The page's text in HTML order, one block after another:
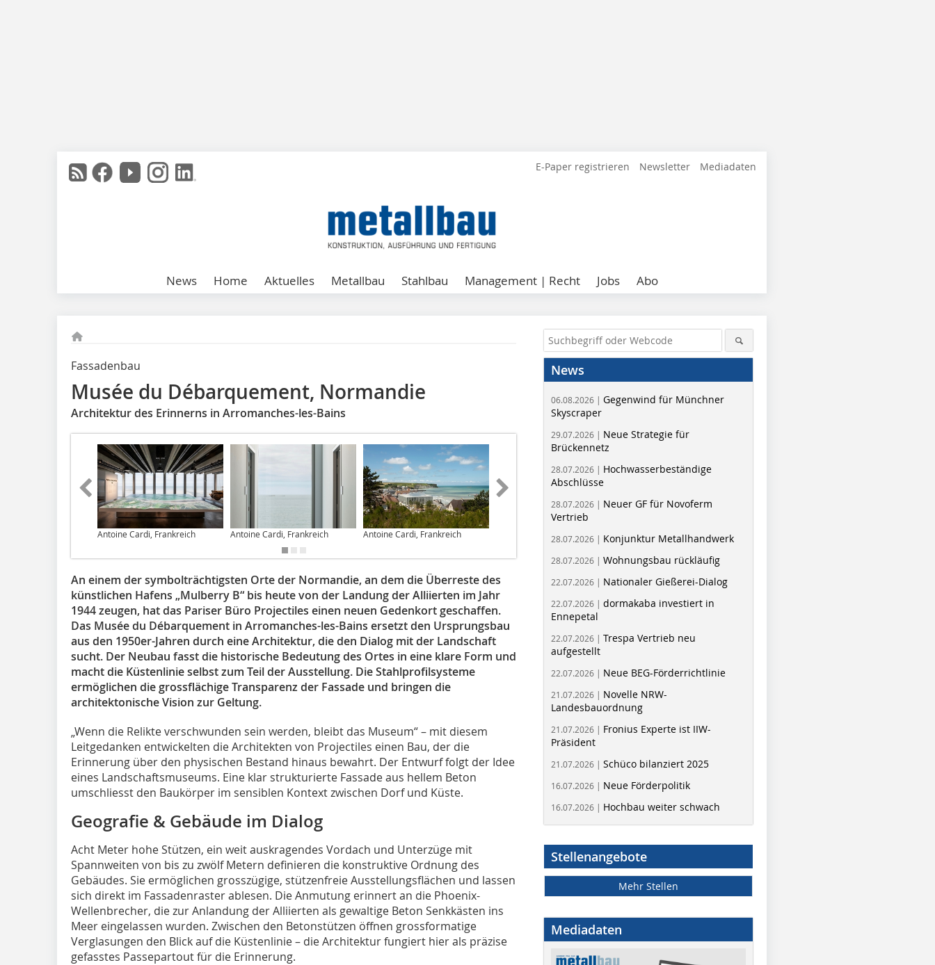
E-Paper registrieren Newsletter Mediadaten
News Home Aktuelles Metallbau Stahlbau Management | Recht Jobs Abo
Fassadenbau
Musée du Débarquement, Normandie
Architektur des Erinnerns in Arromanches-les-Bains
Antoine Cardi, Frankreich Antoine Cardi, Frankreich Antoine Cardi, Frankreich Antoine Cardi, Frankreich Antoine Cardi, Frankreich
An einem der symbolträchtigsten Orte der Normandie, an dem die Überreste des
künstlichen Hafens „Mulberry B“ bis heute von der Landung der Alliierten im Jahr
1944 zeugen, hat das Pariser Büro Projectiles einen neuen Gedenkort geschaffen.
Das Musée du Débarquement in Arromanches-les-Bains ersetzt den Ursprungsbau
aus den 1950er-Jahren durch eine Architektur, die den Dialog mit der Landschaft
sucht. Der Neubau fasst die historische Bedeutung des Ortes in eine klare Form und
macht die Küstenlinie selbst zum Teil der Ausstellung. Die Stahlprofilsysteme
ermöglichen die grossflächige Transparenz der Fassade und bringen die
architektonische Vision zur Geltung.
„Wenn die Relikte verschwunden sein werden, bleibt das Museum“ – mit diesem
Leitgedanken entwickelten die Architekten von Projectiles einen Bau, der die
Erinnerung über den physischen Bestand hinaus bewahrt. Der Entwurf folgt der Idee
eines Landschaftsmuseums. Eine klar strukturierte Fassade aus hellem Beton
umschliesst den Baukörper im sensiblen Kontext zwischen Dorf und Küste.
Geografie & Gebäude im Dialog
Acht Meter hohe Stützen, ein weit auskragendes Vordach und Unterzüge mit
Spannweiten von bis zu zwölf Metern definieren die konstruktive Ordnung des
Gebäudes. Sie ermöglichen grosszügige, stützenfreie Ausstellungsflächen und lassen
sich direkt im Fassadenraster ablesen. Die Anmutung erinnert an die Phoenix-
Wellenbrecher, die zur Anlandung der Alliierten als gewaltige Beton Senkkästen ins
Meer eingelassen wurden. Zwischen den Betonstützen öffnen grossformatige
Verglasungen den Blick auf die Küstenlinie – die Architektur fungiert hier als präzise
gefasstes Passepartout für die Erinnerung.
News
06.08.2026 | Gegenwind für Münchner
Skyscraper
29.07.2026 | Neue Strategie für
Brückennetz
28.07.2026 | Hochwasserbeständige
Abschlüsse
28.07.2026 | Neuer GF für Novoferm
Vertrieb
28.07.2026 | Konjunktur Metallhandwerk
28.07.2026 | Wohnungsbau rückläufig
22.07.2026 | Nationaler Gießerei-Dialog
22.07.2026 | dormakaba investiert in
Ennepetal
22.07.2026 | Trespa Vertrieb neu
aufgestellt
22.07.2026 | Neue BEG-Förderrichtlinie
21.07.2026 | Novelle NRW-
Landesbauordnung
21.07.2026 | Fronius Experte ist IIW-
Präsident
21.07.2026 | Schüco bilanziert 2025
16.07.2026 | Neue Förderpolitik
16.07.2026 | Hochbau weiter schwach
Stellenangebote
Mehr Stellen
Mediadaten